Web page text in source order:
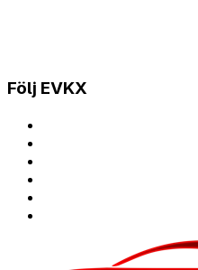
Följ EVKX